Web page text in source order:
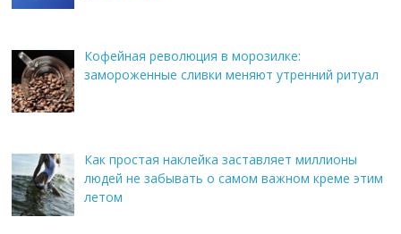
Кофейная революция в морозилке:
замороженные сливки меняют утренний ритуал
Как простая наклейка заставляет миллионы
людей не забывать о самом важном креме этим
летом